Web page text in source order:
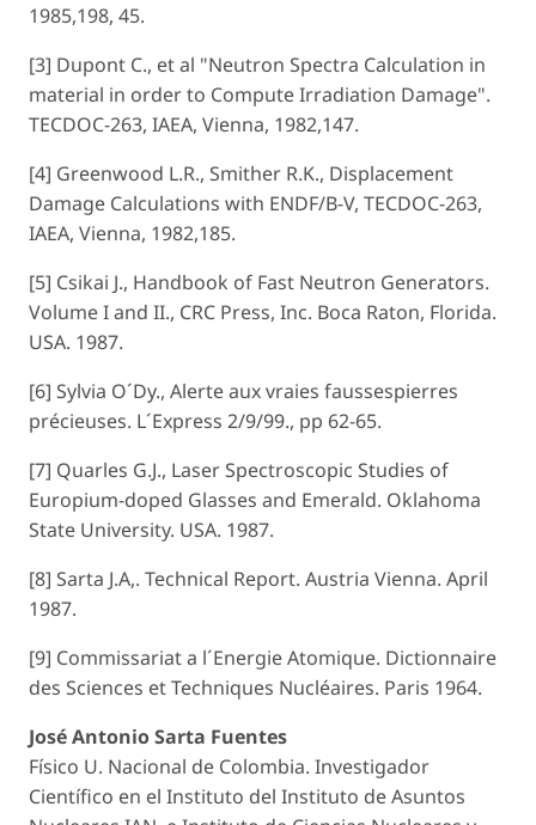
1985,198, 45.
[3] Dupont C., et al "Neutron Spectra Calculation in
material in order to Compute Irradiation Damage".
TECDOC-263, IAEA, Vienna, 1982,147.
[4] Greenwood L.R., Smither R.K., Displacement
Damage Calculations with ENDF/B-V, TECDOC-263,
IAEA, Vienna, 1982,185.
[5] Csikai J., Handbook of Fast Neutron Generators.
Volume I and II., CRC Press, Inc. Boca Raton, Florida.
USA. 1987.
[6] Sylvia O´Dy., Alerte aux vraies faussespierres
précieuses. L´Express 2/9/99., pp 62-65.
[7] Quarles G.J., Laser Spectroscopic Studies of
Europium-doped Glasses and Emerald. Oklahoma
State University. USA. 1987.
[8] Sarta J.A,. Technical Report. Austria Vienna. April
1987.
[9] Commissariat a l´Energie Atomique. Dictionnaire
des Sciences et Techniques Nucléaires. Paris 1964.
José Antonio Sarta Fuentes
Físico U. Nacional de Colombia. Investigador
Científico en el Instituto del Instituto de Asuntos